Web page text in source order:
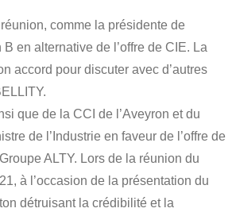
comme la présidente de
en alternative de l’offre de CIE. La
accord pour discuter avec d’autres
que de la CCI de l’Aveyron et du
de l’Industrie en faveur de l’offre de
ALTY. Lors de la réunion du
à l’occasion de la présentation du
détruisant la crédibilité et la